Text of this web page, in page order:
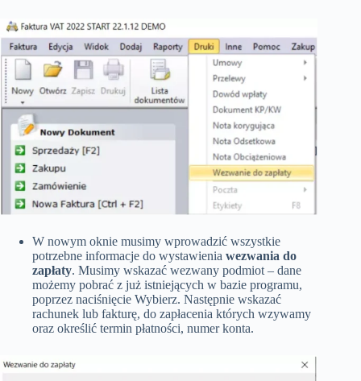
W nowym oknie musimy wprowadzić wszystkie
potrzebne informacje do wystawienia wezwania do
zapłaty. Musimy wskazać wezwany podmiot – dane
możemy pobrać z już istniejących w bazie programu,
poprzez naciśnięcie Wybierz. Następnie wskazać
rachunek lub fakturę, do zapłacenia których wzywamy
oraz określić termin płatności, numer konta.